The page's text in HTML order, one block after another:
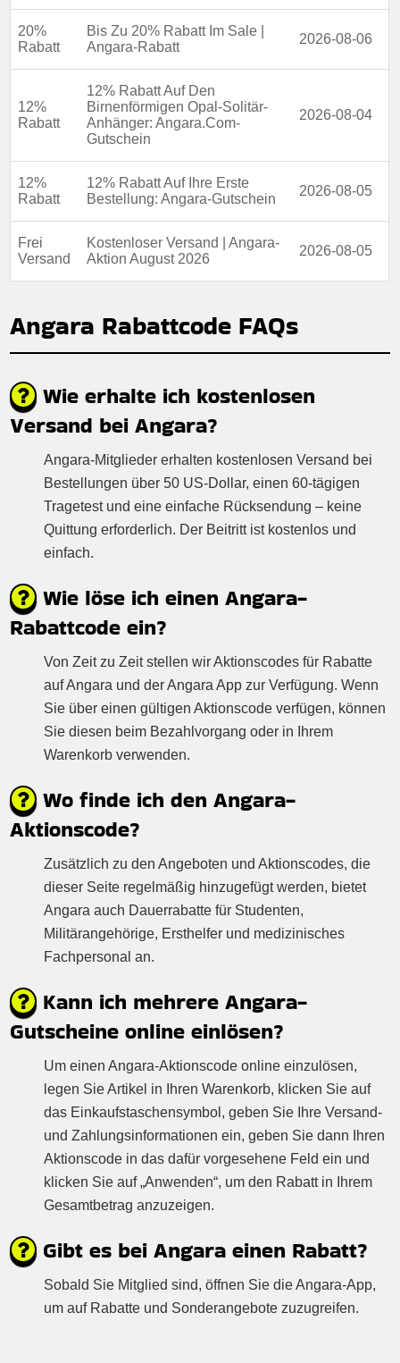
20%
Rabatt
Bis Zu 20% Rabatt Im Sale |
Angara-Rabatt
2026-08-06
12%
Rabatt
12% Rabatt Auf Den
Birnenförmigen Opal-Solitär-
Anhänger: Angara.Com-
Gutschein
2026-08-04
12%
Rabatt
12% Rabatt Auf Ihre Erste
Bestellung: Angara-Gutschein
2026-08-05
Frei
Versand
Kostenloser Versand | Angara-
Aktion August 2026
2026-08-05
Angara Rabattcode FAQs
Wie erhalte ich kostenlosen
Versand bei Angara?
Angara-Mitglieder erhalten kostenlosen Versand bei
Bestellungen über 50 US-Dollar, einen 60-tägigen
Tragetest und eine einfache Rücksendung – keine
Quittung erforderlich. Der Beitritt ist kostenlos und
einfach.
Wie löse ich einen Angara-
Rabattcode ein?
Von Zeit zu Zeit stellen wir Aktionscodes für Rabatte
auf Angara und der Angara App zur Verfügung. Wenn
Sie über einen gültigen Aktionscode verfügen, können
Sie diesen beim Bezahlvorgang oder in Ihrem
Warenkorb verwenden.
Wo finde ich den Angara-
Aktionscode?
Zusätzlich zu den Angeboten und Aktionscodes, die
dieser Seite regelmäßig hinzugefügt werden, bietet
Angara auch Dauerrabatte für Studenten,
Militärangehörige, Ersthelfer und medizinisches
Fachpersonal an.
Kann ich mehrere Angara-
Gutscheine online einlösen?
Um einen Angara-Aktionscode online einzulösen,
legen Sie Artikel in Ihren Warenkorb, klicken Sie auf
das Einkaufstaschensymbol, geben Sie Ihre Versand-
und Zahlungsinformationen ein, geben Sie dann Ihren
Aktionscode in das dafür vorgesehene Feld ein und
klicken Sie auf „Anwenden“, um den Rabatt in Ihrem
Gesamtbetrag anzuzeigen.
Gibt es bei Angara einen Rabatt?
Sobald Sie Mitglied sind, öffnen Sie die Angara-App,
um auf Rabatte und Sonderangebote zuzugreifen.